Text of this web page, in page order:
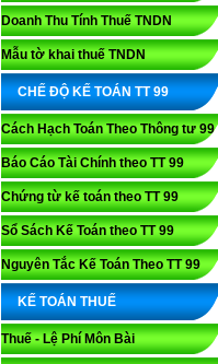
Doanh Thu Tính Thuế TNDN
Mẫu tờ khai thuế TNDN
CHẾ ĐỘ KẾ TOÁN TT 99
Cách Hạch Toán Theo Thông tư 99
Báo Cáo Tài Chính theo TT 99
Chứng từ kế toán theo TT 99
Sổ Sách Kế Toán theo TT 99
Nguyên Tắc Kế Toán Theo TT 99
KẾ TOÁN THUẾ
Thuế - Lệ Phí Môn Bài